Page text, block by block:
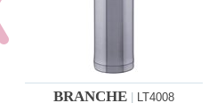
BRANCHE LT4008